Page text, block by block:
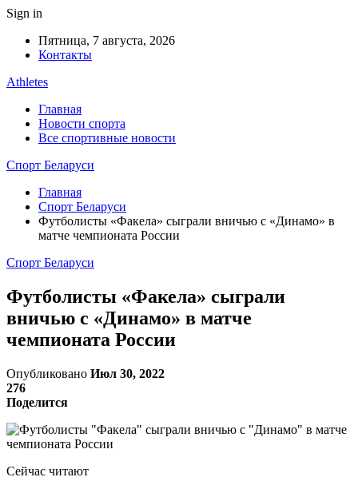
Sign in
Пятница, 7 августа, 2026
Контакты
Athletes
Главная
Новости спорта
Все спортивные новости
Спорт Беларуси
Главная
Спорт Беларуси
Футболисты «Факела» сыграли вничью с «Динамо» в
матче чемпионата России
Спорт Беларуси
Футболисты «Факела» сыграли
вничью с «Динамо» в матче
чемпионата России
Опубликовано Июл 30, 2022
276
Поделится
Сейчас читают